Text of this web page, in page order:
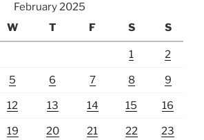
February 2025
W T F S S
1 2
5 6 7 8 9
12 13 14 15 16
19 20 21 22 23